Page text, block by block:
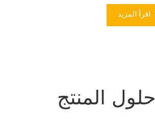
اقرأ المزيد
حلول المنتج